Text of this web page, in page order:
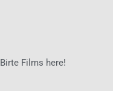
Films here!